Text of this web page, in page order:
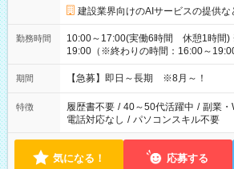
建設業界向けのAIサービスの提供な
勤務時間
10:00～17:00(実働6時間 休憩1時間)
19:00（※終わりの時間：16:00～
期間 【急募】即日～長期 ※8月～！
特徴 履歴書不要 / 40～50代活躍中 / 副業・
電話対応なし / パソコンスキル不要
気になる！ 応募する